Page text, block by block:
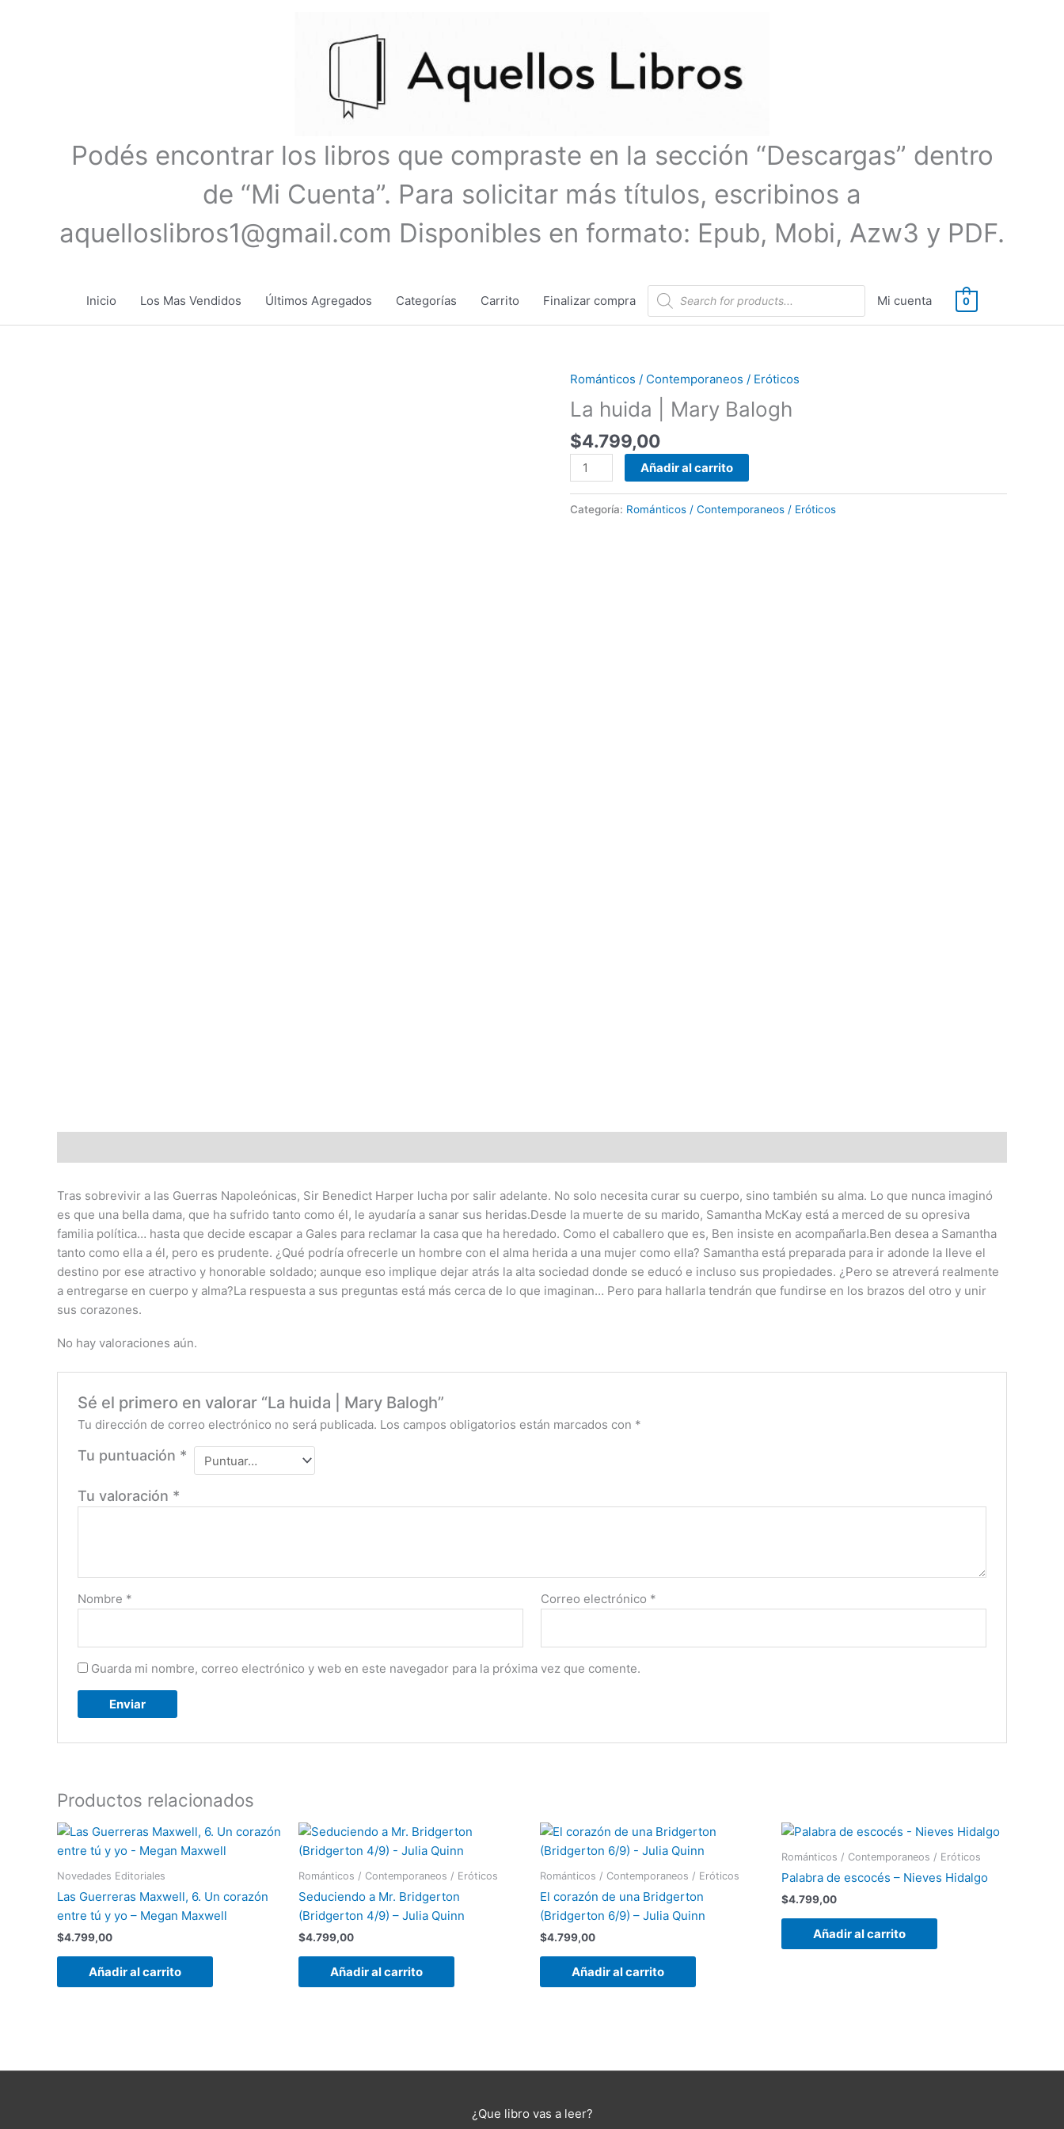
Podés encontrar los libros que compraste en la sección “Descargas” dentro
de “Mi Cuenta”. Para solicitar más títulos, escribinos a
aquelloslibros1@gmail.com Disponibles en formato: Epub, Mobi, Azw3 y PDF.
Inicio Los Mas Vendidos Últimos Agregados Categorías Carrito Finalizar compra
Búsqueda
de
productos
Mi cuenta 0
Románticos / Contemporaneos / Eróticos
La huida | Mary Balogh
$4.799,00
La
huida
|
Mary
Balogh
cantidad
Añadir al carrito
Categoría: Románticos / Contemporaneos / Eróticos
Tras sobrevivir a las Guerras Napoleónicas, Sir Benedict Harper lucha por salir adelante. No solo necesita curar su cuerpo, sino también su alma. Lo que nunca imaginó
es que una bella dama, que ha sufrido tanto como él, le ayudaría a sanar sus heridas.Desde la muerte de su marido, Samantha McKay está a merced de su opresiva
familia política… hasta que decide escapar a Gales para reclamar la casa que ha heredado. Como el caballero que es, Ben insiste en acompañarla.Ben desea a Samantha
tanto como ella a él, pero es prudente. ¿Qué podría ofrecerle un hombre con el alma herida a una mujer como ella? Samantha está preparada para ir adonde la lleve el
destino por ese atractivo y honorable soldado; aunque eso implique dejar atrás la alta sociedad donde se educó e incluso sus propiedades. ¿Pero se atreverá realmente
a entregarse en cuerpo y alma?La respuesta a sus preguntas está más cerca de lo que imaginan… Pero para hallarla tendrán que fundirse en los brazos del otro y unir
sus corazones.
No hay valoraciones aún.
Sé el primero en valorar “La huida | Mary Balogh”
Tu dirección de correo electrónico no será publicada. Los campos obligatorios están marcados con *
Tu puntuación *
Tu valoración *
Nombre * Correo electrónico *
Guarda mi nombre, correo electrónico y web en este navegador para la próxima vez que comente.
Productos relacionados
Novedades Editoriales
Las Guerreras Maxwell, 6. Un corazón
entre tú y yo – Megan Maxwell
$4.799,00
Añadir al carrito
Románticos / Contemporaneos / Eróticos
Seduciendo a Mr. Bridgerton
(Bridgerton 4/9) – Julia Quinn
$4.799,00
Añadir al carrito
Románticos / Contemporaneos / Eróticos
El corazón de una Bridgerton
(Bridgerton 6/9) – Julia Quinn
$4.799,00
Añadir al carrito
Románticos / Contemporaneos / Eróticos
Palabra de escocés – Nieves Hidalgo
$4.799,00
Añadir al carrito
¿Que libro vas a leer?